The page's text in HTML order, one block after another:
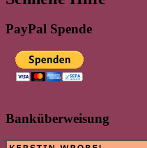
PayPal Spende
Banküberweisung